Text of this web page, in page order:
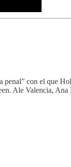
con el que
Ale Valencia,